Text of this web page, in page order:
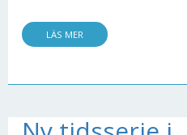
LÄS MER